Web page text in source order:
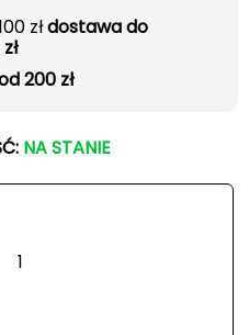
złdostawa do
200 zł
NA STANIE